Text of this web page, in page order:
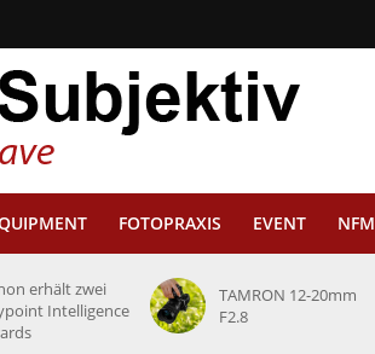
FOTOPRAXIS EVENT NFM
erhält zwei
Intelligence
TAMRON 12-20mm
F2.8